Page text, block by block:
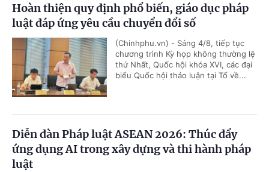
Hoàn thiện quy định phổ biến, giáo dục pháp
luật đáp ứng yêu cầu chuyển đổi số
(Chinhphu.vn) - Sáng 4/8, tiếp tục
chương trình Kỳ họp không thường lệ
thứ Nhất, Quốc hội khóa XVI, các đại
biểu Quốc hội thảo luận tại Tổ về...
Diễn đàn Pháp luật ASEAN 2026: Thúc đẩy
ứng dụng AI trong xây dựng và thi hành pháp
luật